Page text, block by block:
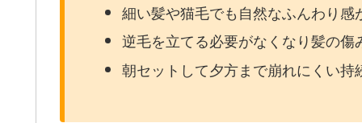
細い髪や猫毛でも自然なふんわり感
逆毛を立てる必要がなくなり髪の傷
朝セットして夕方まで崩れにくい持